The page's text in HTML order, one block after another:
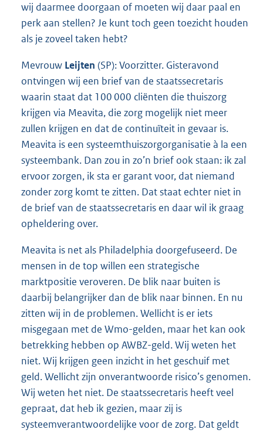
wij daarmee doorgaan of moeten wij daar paal en
perk aan stellen? Je kunt toch geen toezicht houden
als je zoveel taken hebt?
Mevrouw Leijten (SP): Voorzitter. Gisteravond
ontvingen wij een brief van de staatssecretaris
waarin staat dat 100 000 cliënten die thuiszorg
krijgen via Meavita, die zorg mogelijk niet meer
zullen krijgen en dat de continuïteit in gevaar is.
Meavita is een systeemthuiszorgorganisatie à la een
systeembank. Dan zou in zo’n brief ook staan: ik zal
ervoor zorgen, ik sta er garant voor, dat niemand
zonder zorg komt te zitten. Dat staat echter niet in
de brief van de staatssecretaris en daar wil ik graag
opheldering over.
Meavita is net als Philadelphia doorgefuseerd. De
mensen in de top willen een strategische
marktpositie veroveren. De blik naar buiten is
daarbij belangrijker dan de blik naar binnen. En nu
zitten wij in de problemen. Wellicht is er iets
misgegaan met de Wmo-gelden, maar het kan ook
betrekking hebben op AWBZ-geld. Wij weten het
niet. Wij krijgen geen inzicht in het geschuif met
geld. Wellicht zijn onverantwoorde risico’s genomen.
Wij weten het niet. De staatssecretaris heeft veel
gepraat, dat heb ik gezien, maar zij is
systeemverantwoordelijke voor de zorg. Dat geldt